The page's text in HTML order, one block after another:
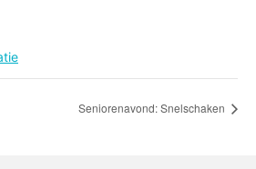
Seniorenavond: Snelschaken